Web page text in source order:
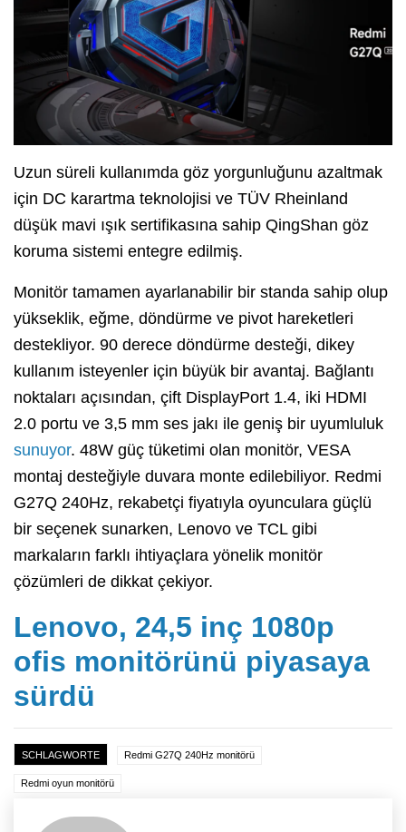
Uzun süreli kullanımda göz yorgunluğunu azaltmak
için DC karartma teknolojisi ve TÜV Rheinland
düşük mavi ışık sertifikasına sahip QingShan göz
koruma sistemi entegre edilmiş.
Monitör tamamen ayarlanabilir bir standa sahip olup
yükseklik, eğme, döndürme ve pivot hareketleri
destekliyor. 90 derece döndürme desteği, dikey
kullanım isteyenler için büyük bir avantaj. Bağlantı
noktaları açısından, çift DisplayPort 1.4, iki HDMI
2.0 portu ve 3,5 mm ses jakı ile geniş bir uyumluluk
sunuyor. 48W güç tüketimi olan monitör, VESA
montaj desteğiyle duvara monte edilebiliyor. Redmi
G27Q 240Hz, rekabetçi fiyatıyla oyunculara güçlü
bir seçenek sunarken, Lenovo ve TCL gibi
markaların farklı ihtiyaçlara yönelik monitör
çözümleri de dikkat çekiyor.
Lenovo, 24,5 inç 1080p
ofis monitörünü piyasaya
sürdü
SCHLAGWORTE Redmi G27Q 240Hz monitörü
Redmi oyun monitörü